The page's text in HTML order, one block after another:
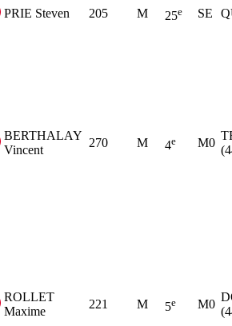
PRIE Steven 205 M 25e SE
BERTHALAY
Vincent
270 M 4e M0
ROLLET
Maxime
221 M 5e M0